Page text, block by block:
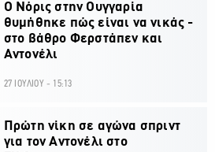
O Νόρις στην Ουγγαρία
θυμήθηκε πώς είναι να νικάς -
στο βάθρο Φερστάπεν και
Αντονέλι
27 ΙΟΥΛΙΟΥ - 15:13
Πρώτη νίκη σε αγώνα σπριντ
για τον Αντονέλι στο